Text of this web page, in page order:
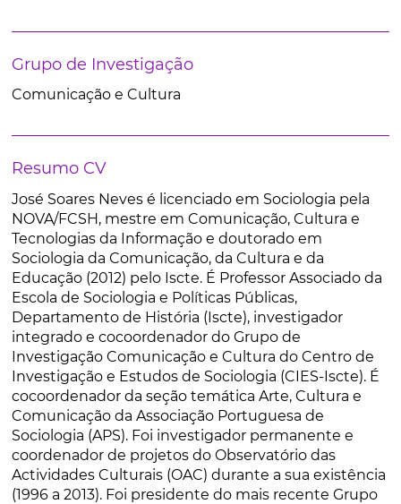
Grupo de Investigação
Comunicação e Cultura
Resumo CV
José Soares Neves é licenciado em Sociologia pela
NOVA/FCSH, mestre em Comunicação, Cultura e
Tecnologias da Informação e doutorado em
Sociologia da Comunicação, da Cultura e da
Educação (2012) pelo Iscte. É Professor Associado da
Escola de Sociologia e Políticas Públicas,
Departamento de História (Iscte), investigador
integrado e cocoordenador do Grupo de
Investigação Comunicação e Cultura do Centro de
Investigação e Estudos de Sociologia (CIES-Iscte). É
cocoordenador da seção temática Arte, Cultura e
Comunicação da Associação Portuguesa de
Sociologia (APS). Foi investigador permanente e
coordenador de projetos do Observatório das
Actividades Culturais (OAC) durante a sua existência
(1996 a 2013). Foi presidente do mais recente Grupo